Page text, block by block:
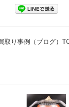
取り事例（ブログ）